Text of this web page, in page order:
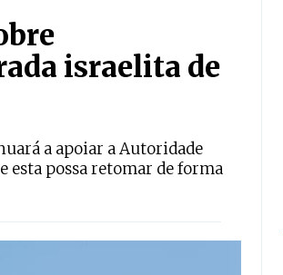
israelita de
a apoiar a Autoridade
esta possa retomar de forma